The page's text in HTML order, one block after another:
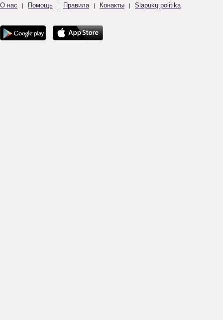
О нас | Помощь | Правила | Конакты | Slapukų politika